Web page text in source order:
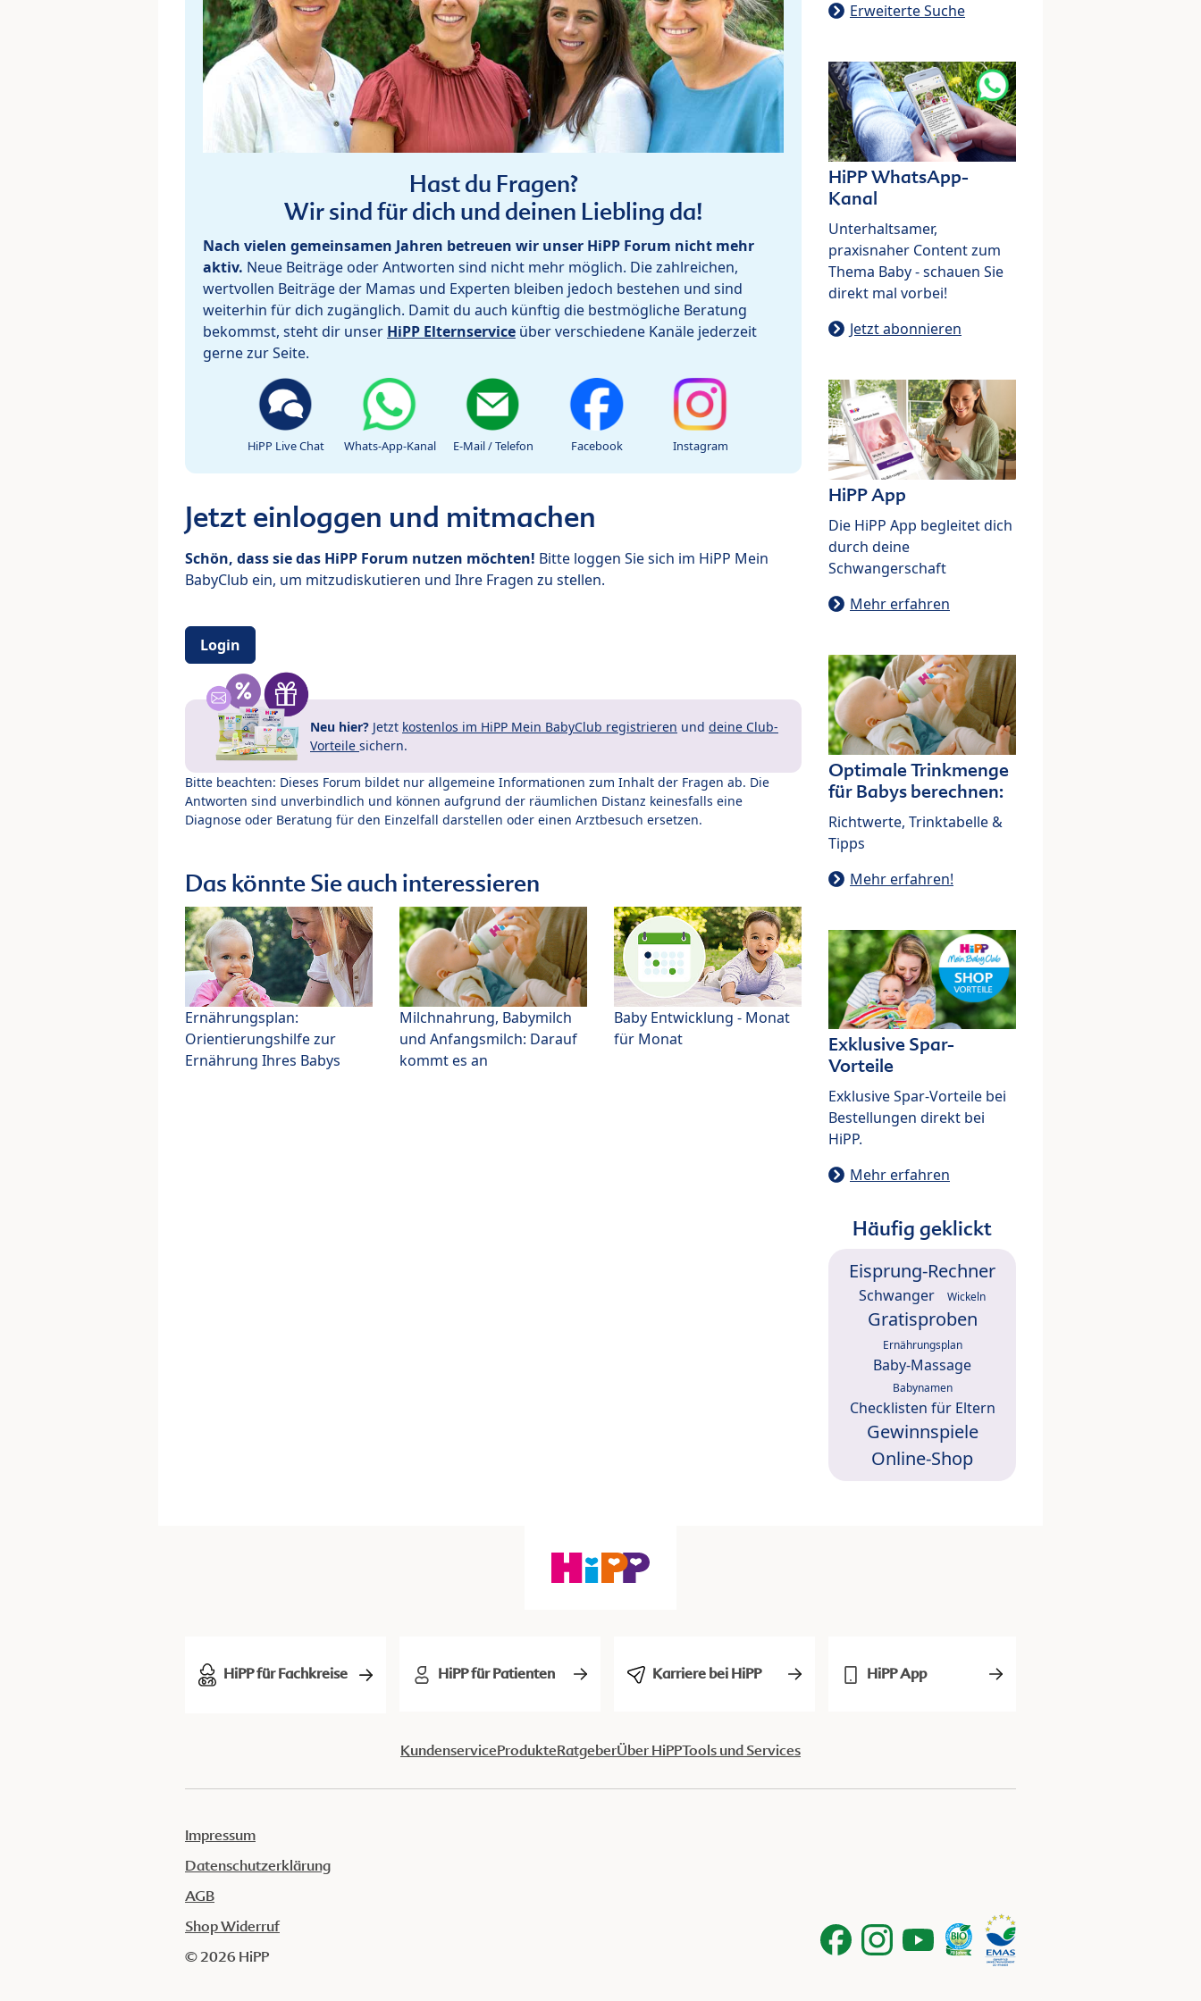
Hast du Fragen?
Wir sind für dich und deinen Liebling da!
Nach vielen gemeinsamen Jahren betreuen wir unser HiPP Forum nicht mehr
aktiv. Neue Beiträge oder Antworten sind nicht mehr möglich. Die zahlreichen,
wertvollen Beiträge der Mamas und Experten bleiben jedoch bestehen und sind
weiterhin für dich zugänglich. Damit du auch künftig die bestmögliche Beratung
bekommst, steht dir unser HiPP Elternservice über verschiedene Kanäle jederzeit
gerne zur Seite.
HiPP Live Chat Whats-App-Kanal E-Mail / Telefon Facebook Instagram
Jetzt einloggen und mitmachen
Schön, dass sie das HiPP Forum nutzen möchten! Bitte loggen Sie sich im HiPP Mein
BabyClub ein, um mitzudiskutieren und Ihre Fragen zu stellen.
Login
Neu hier? Jetzt kostenlos im HiPP Mein BabyClub registrieren und deine Club-
Vorteile sichern.
Bitte beachten: Dieses Forum bildet nur allgemeine Informationen zum Inhalt der Fragen ab. Die
Antworten sind unverbindlich und können aufgrund der räumlichen Distanz keinesfalls eine
Diagnose oder Beratung für den Einzelfall darstellen oder einen Arztbesuch ersetzen.
Das könnte Sie auch interessieren
Ernährungsplan:
Orientierungshilfe zur
Ernährung Ihres Babys
Milchnahrung, Babymilch
und Anfangsmilch: Darauf
kommt es an
Baby Entwicklung - Monat
für Monat
Erweiterte Suche
HiPP WhatsApp-
Kanal
Unterhaltsamer,
praxisnaher Content zum
Thema Baby - schauen Sie
direkt mal vorbei!
Jetzt abonnieren
HiPP App
Die HiPP App begleitet dich
durch deine
Schwangerschaft
Mehr erfahren
Optimale Trinkmenge
für Babys berechnen:
Richtwerte, Trinktabelle &
Tipps
Mehr erfahren!
Exklusive Spar-
Vorteile
Exklusive Spar-Vorteile bei
Bestellungen direkt bei
HiPP.
Mehr erfahren
Häufig geklickt
Eisprung-Rechner
Schwanger Wickeln
Gratisproben
Ernährungsplan
Baby-Massage
Babynamen
Checklisten für Eltern
Gewinnspiele
Online-Shop
HiPP für Fachkreise HiPP für Patienten Karriere bei HiPP HiPP App
KundenserviceProdukteRatgeberÜber HiPPTools und Services
Impressum
Datenschutzerklärung
AGB
Shop Widerruf
© 2026 HiPP